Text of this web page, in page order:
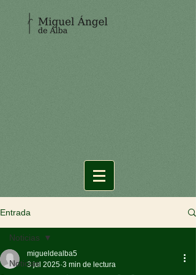
Entrada
Noticias
Noticias
migueldealba5
3 jul 2025 3 min de lectura